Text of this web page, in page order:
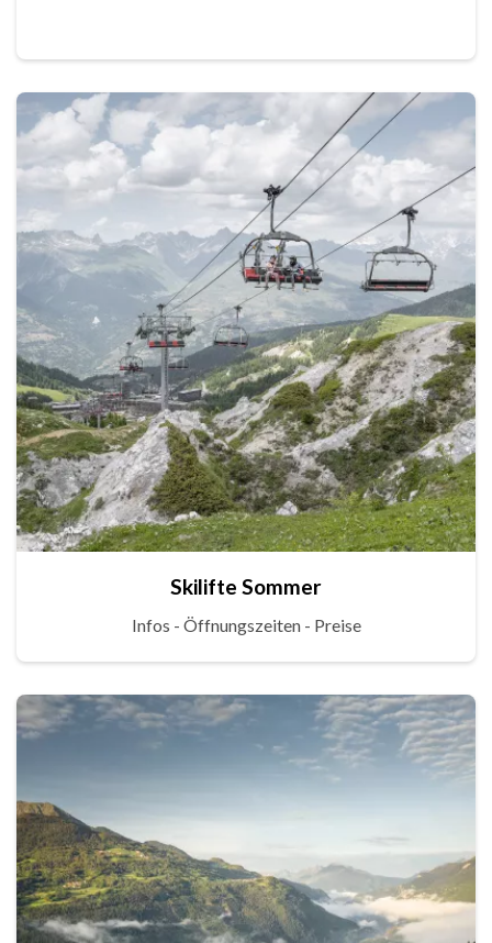
Skilifte Sommer
Infos - Öffnungszeiten - Preise